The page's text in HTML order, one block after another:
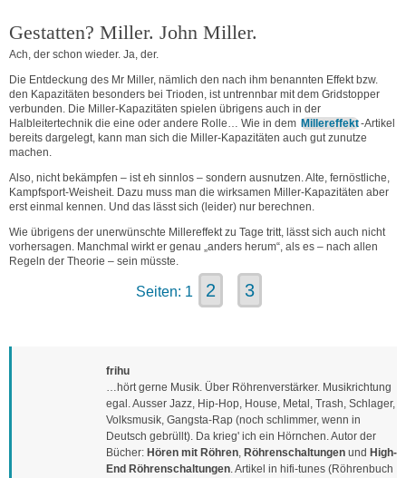
Gestatten? Miller. John Miller.
Ach, der schon wieder. Ja, der.
Die Entdeckung des Mr Miller, nämlich den nach ihm benannten Effekt bzw.
den Kapazitäten besonders bei Trioden, ist untrennbar mit dem Gridstopper
verbunden. Die Miller-Kapazitäten spielen übrigens auch in der
Halbleitertechnik die eine oder andere Rolle… Wie in dem Millereffekt-Artikel
bereits dargelegt, kann man sich die Miller-Kapazitäten auch gut zunutze
machen.
Also, nicht bekämpfen – ist eh sinnlos – sondern ausnutzen. Alte, fernöstliche,
Kampfsport-Weisheit. Dazu muss man die wirksamen Miller-Kapazitäten aber
erst einmal kennen. Und das lässt sich (leider) nur berechnen.
Wie übrigens der unerwünschte Millereffekt zu Tage tritt, lässt sich auch nicht
vorhersagen. Manchmal wirkt er genau „anders herum“, als es – nach allen
Regeln der Theorie – sein müsste.
Seiten: 1 2 3
frihu
…hört gerne Musik. Über Röhrenverstärker. Musikrichtung
egal. Ausser Jazz, Hip-Hop, House, Metal, Trash, Schlager,
Volksmusik, Gangsta-Rap (noch schlimmer, wenn in
Deutsch gebrüllt). Da krieg' ich ein Hörnchen. Autor der
Bücher: Hören mit Röhren, Röhrenschaltungen und High-
End Röhrenschaltungen. Artikel in hifi-tunes (Röhrenbuch